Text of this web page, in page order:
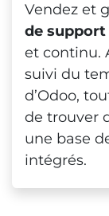
Vendez et
de support
et continu.
suivi du
d’Odoo,
de trouver
une base
intégrés.